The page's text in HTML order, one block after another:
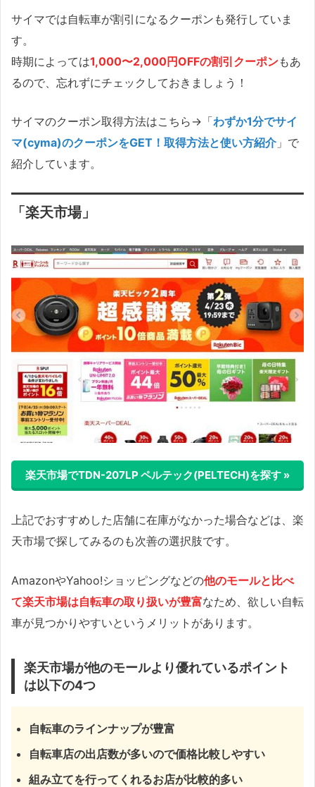
サイマでは自転車が割引になるクーポンも発行していま
す。
時期によっては1,000〜2,000円OFFの割引クーポンもあ
るので、忘れずにチェックしておきましょう！
サイマのクーポン取得方法はこちら→「わずか1分でサイ
マ(cyma)のクーポンをGET！取得方法と使い方紹介」で
紹介しています。
「楽天市場」
楽天市場でTDN-207LP ペルテック(PELTECH)を探す »
上記でおすすめした店舗に在庫がなかった場合などは、楽
天市場で探してみるのも次善の選択肢です。
AmazonやYahoo!ショッピングなどの他のモールと比べ
て楽天市場は自転車の取り扱いが豊富なため、欲しい自転
車が見つかりやすいというメリットがあります。
楽天市場が他のモールより優れているポイント
は以下の4つ
自転車のラインナップが豊富
自転車店の出店数が多いので価格比較しやすい
組み立てを行ってくれるお店が比較的多い